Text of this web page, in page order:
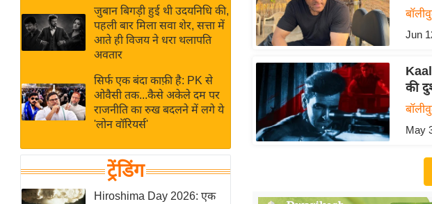
Hindi
News
Hindi
Videos
बजट
खेल
IPL
2026
ई-पेपर
मिसाल बेमिसाल
शख्सियत
जुबान बिगड़ी हुई थी उदयनिधि की,
पहली बार मिला सवा शेर, सत्ता में
आते ही विजय ने धरा थलापति
अवतार
सिर्फ एक बंदा काफ़ी है: PK से
ओवैसी तक...कैसे अकेले दम पर
राजनीति का रुख बदलने में लगे ये
'लोन वॉरियर्स'
ट्रेंडिंग
Hiroshima Day 2026: एक
Jun
की
May